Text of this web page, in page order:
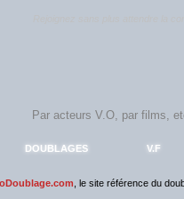
DOUBLAGES V.F
, le site référence du